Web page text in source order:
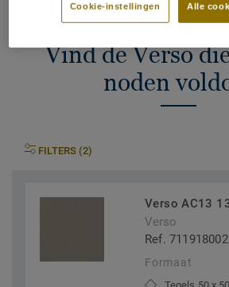
Vind de Verso
noden
FILTERS (2)
Verso AC13
Verso
Ref. 711918002
Formaat
Alle
Cookie-instellingen